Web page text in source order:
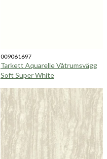
009061697
Tarkett Aquarelle Våtrumsvägg
Soft Super White